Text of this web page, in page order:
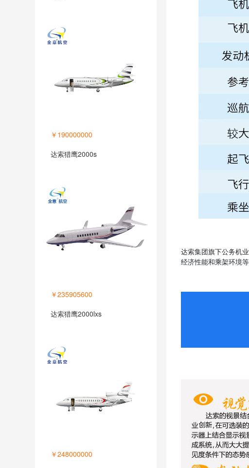
￥190000000
达索猎鹰2000s
￥235905600
达索猎鹰2000lxs
￥248000000
达索集团旗下公务机
经济性能和乘架环境